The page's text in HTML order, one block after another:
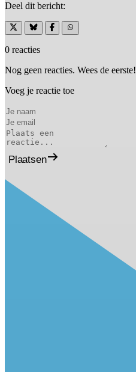
Deel dit bericht:
0 reacties
Nog geen reacties. Wees de eerste!
Voeg je reactie toe
Plaatsen